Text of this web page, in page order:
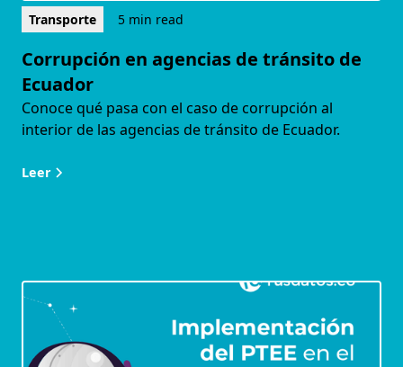
Transporte 5 min read
Corrupción en agencias de tránsito de
Ecuador
Conoce qué pasa con el caso de corrupción al
interior de las agencias de tránsito de Ecuador.
Leer